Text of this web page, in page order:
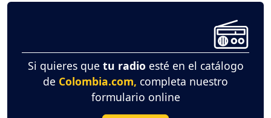
Si quieres que tu radio esté en el catálogo
de Colombia.com, completa nuestro
formulario online